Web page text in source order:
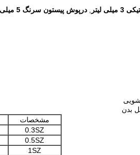
لیتر , درپوش پیستون سرنگ 5 میلی لیتر
مشخصات
0.3SZ
0.5SZ
1SZ